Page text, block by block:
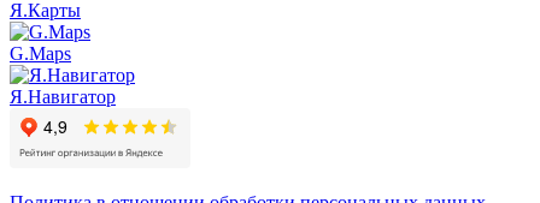
Я.Карты
G.Maps
Я.Навигатор